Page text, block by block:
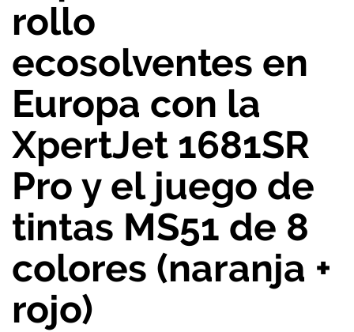
rollo
ecosolventes en
Europa con la
XpertJet 1681SR
Pro y el juego de
tintas MS51 de 8
colores (naranja +
rojo)